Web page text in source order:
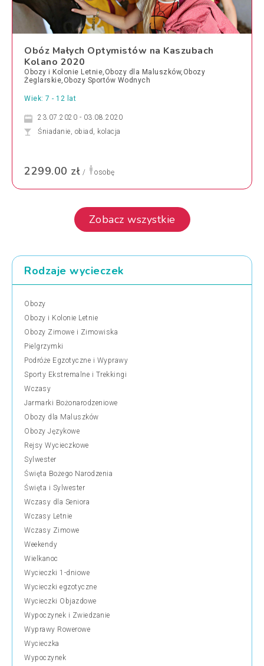
Obóz Małych Optymistów na Kaszubach
Kolano 2020
Obozy i Kolonie Letnie,Obozy dla Maluszków,Obozy
Żeglarskie,Obozy Sportów Wodnych
Wiek: 7 - 12 lat
23.07.2020 - 03.08.2020
Śniadanie, obiad, kolacja
2299.00 zł / osobę
Zobacz wszystkie
Rodzaje wycieczek
Obozy
Obozy i Kolonie Letnie
Obozy Zimowe i Zimowiska
Pielgrzymki
Podróże Egzotyczne i Wyprawy
Sporty Ekstremalne i Trekkingi
Wczasy
Jarmarki Bożonarodzeniowe
Obozy dla Maluszków
Obozy Językowe
Rejsy Wycieczkowe
Sylwester
Święta Bożego Narodzenia
Święta i Sylwester
Wczasy dla Seniora
Wczasy Letnie
Wczasy Zimowe
Weekendy
Wielkanoc
Wycieczki 1-dniowe
Wycieczki egzotyczne
Wycieczki Objazdowe
Wypoczynek i Zwiedzanie
Wyprawy Rowerowe
Wycieczka
Wypoczynek